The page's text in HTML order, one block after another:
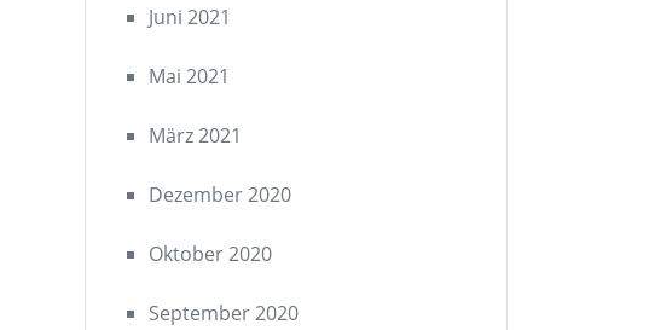
Juni 2021
Mai 2021
März 2021
Dezember 2020
Oktober 2020
September 2020